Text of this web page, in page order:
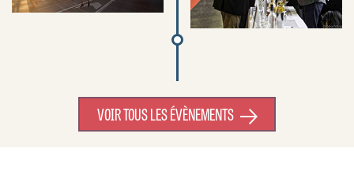
VOIR TOUS LES ÉVÈNEMENTS